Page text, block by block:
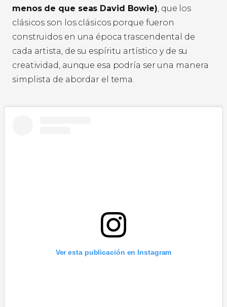
menos de que seas David Bowie), que los
clásicos son los clásicos porque fueron
construidos en una época trascendental de
cada artista, de su espíritu artístico y de su
creatividad, aunque esa podría ser una manera
simplista de abordar el tema.
Ver esta publicación en Instagram